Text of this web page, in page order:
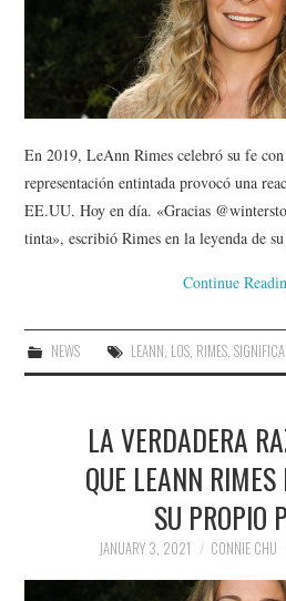
En 2019, LeAnn Rimes celebró su fe
representación entintada provocó una
EE.UU. Hoy en día. «Gracias
tinta», escribió Rimes en la leyenda de
Continue
NEWS LEANN, LOS, RIMES,
LA VERDADERA
QUE LEANN
SU PROPIO
JANUARY 3, 2021 CONNIE CHU